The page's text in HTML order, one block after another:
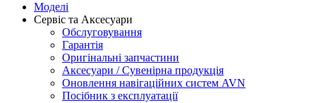
Моделі
Сервіс та Аксесуари
Обслуговування
Гарантія
Оригінальні запчастини
Аксесуари / Сувенірна продукція
Оновлення навігаційних систем AVN
Посібник з експлуатації